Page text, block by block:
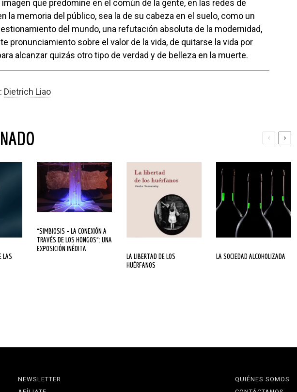
que predomine en el común de la gente, en las redes de
la memoria del público, sea la de su cabeza en el suelo, como un
del mundo, una refutación absoluta de la modernidad,
pronunciamiento sobre el valor de la vida, de quitarse la vida por
alcanzar quizás otro tipo de verdad y de belleza en la muerte.
Dietrich Liao
“SIMBIOSIS – LA CONEXIÓN A
TRAVÉS DE LOS HONGOS”: UNA
EXPOSICIÓN INÉDITA
LA LIBERTAD DE LOS
HUÉRFANOS
LA SOCIEDAD ALCOHOLIZADA
NEWSLETTER
QUIÉNES SOMOS